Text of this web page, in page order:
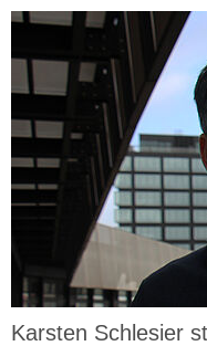
Karsten Schlesier